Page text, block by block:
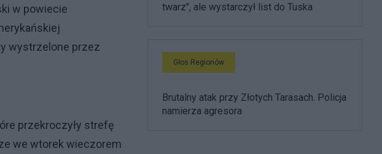
w powiecie
wystrzelone przez
przekroczyły strefę
we wtorek wieczorem
twarz", ale wystarczył list do Tuska
Głos Regionów
Brutalny atak przy Złotych Tarasach. Policja
namierza agresora